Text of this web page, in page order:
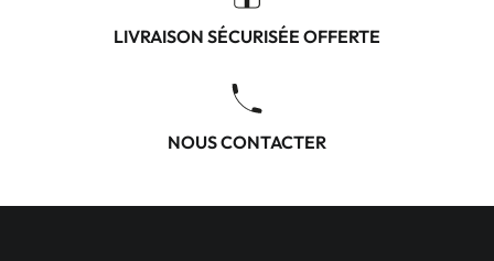
LIVRAISON SÉCURISÉE OFFERTE
NOUS CONTACTER